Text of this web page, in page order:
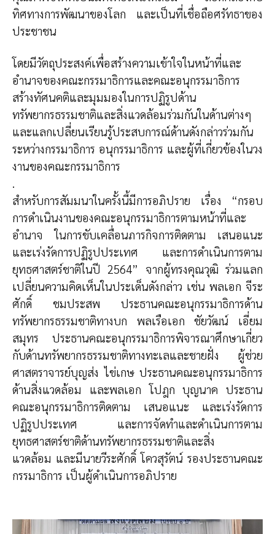
ทิศทางการพัฒนาของโลก และเป็นที่เชื่อถือศรัทธาของ
ประชาชน
โดยมีวัตถุประสงค์เพื่อสร้างความเข้าใจในหน้าที่และ
อำนาจของคณะกรรมาธิการและคณะอนุกรรมาธิการ
สร้างทัศนคติและมุมมองในการปฏิรูปด้าน
ทรัพยากรธรรมชาติและสิ่งแวดล้อมร่วมกันในด้านต่างๆ
และแลกเปลี่ยนเรียนรู้ประสบการณ์ด้านดังกล่าวร่วมกัน
ระหว่างกรรมาธิการ อนุกรรมาธิการ และผู้ที่เกี่ยวข้องในวง
งานของคณะกรรมาธิการ
.
สำหรับการสัมมนาในครั้งนี้มีการอภิปราย เรื่อง “กรอบ
การดำเนินงานของคณะอนุกรรมาธิการตามหน้าที่และ
อำนาจ ในการขับเคลื่อนภารกิจการติดตาม เสนอแนะ
และเร่งรัดการปฏิรูปประเทศ และการดำเนินการตาม
ยุทธศาสตร์ชาติในปี 2564” จากผู้ทรงคุณวุฒิ ร่วมแลก
เปลี่ยนความคิดเห็นในประเด็นดังกล่าว เช่น พลเอก จีระ
ศักดิ์ ชมประสพ ประธานคณะอนุกรรมาธิการด้าน
ทรัพยากรธรรมชาติทางบก พลเรือเอก ชัยวัฒน์ เอี่ยม
สมุทร ประธานคณะอนุกรรมาธิการพิจารณาศึกษาเกี่ยว
กับด้านทรัพยากรธรรมชาติทางทะเลและชายฝั่ง ผู้ช่วย
ศาสตราจารย์บุญส่ง ไข่เกษ ประธานคณะอนุกรรมาธิการ
ด้านสิ่งแวดล้อม และพลเอก โปฎก บุญนาค ประธาน
คณะอนุกรรมาธิการติดตาม เสนอแนะ และเร่งรัดการ
ปฏิรูปประเทศ และการจัดทำและดำเนินการตาม
ยุทธศาสตร์ชาติด้านทรัพยากรธรรมชาติและสิ่ง
แวดล้อม และมีนายวีระศักดิ์ โควสุรัตน์ รองประธานคณะ
กรรมาธิการ เป็นผู้ดำเนินการอภิปราย